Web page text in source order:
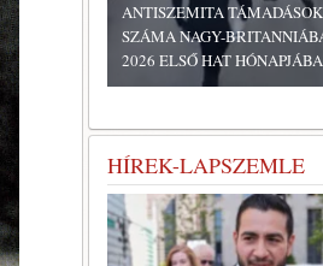
ANTISZEMITA TÁMADÁSOK
SZÁMA NAGY-
2026 ELSŐ HAT
HÍREK-LAPSZEMLE